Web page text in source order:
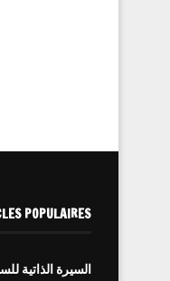
POPULAIRES
السيرة الذاتية